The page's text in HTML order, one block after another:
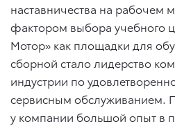
наставничества на
фактором выбора учебного
Мотор» как площадки для
сборной стало лидерство
индустрии по
сервисным обслуживанием.
у компании большой опыт в